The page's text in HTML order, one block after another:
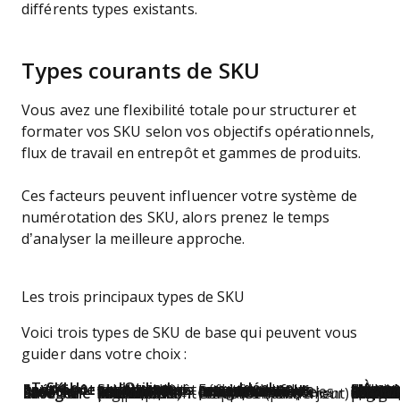
différents types existants.
Types courants de SKU
Vous avez une flexibilité totale pour structurer et
formater vos SKU selon vos objectifs opérationnels,
flux de travail en entrepôt et gammes de produits.
Ces facteurs peuvent influencer votre système de
numérotation des SKU, alors prenez le temps
d’analyser la meilleure approche.
Les trois principaux types de SKU
Voici trois types de SKU de base qui peuvent vous
guider dans votre choix :
Type de SKU Quand l'utiliser Idéal pour À
Spécifique à l'entrepôtSi les produits sont stockés en fonction de leur emplacement physique dans votre entrepôtExécution des commandes plus rapide durant les périodes de forte activité Nécessite des mises à jour si la disposition de l'entrepôt change ;
Basé sur l'article Si chaque variation du produit (taille, couleur) nécessite un suivi unique Difficile de suivre les produits individuellement ; assurez-vous que l'exécution des commandes corresponde aux catégories de produits. Peut conduire à une "surcharge de SKUs" ; associez chaque SKU à un emplacement spécifique pour un
Basé sur la catégorie Si vous souhaitez simplifier le regroupement des produits (ex. : tous les accessoires pour chiens) Gérer les mises à jour en masse (prix, réapprovisionnement)Suivi individuel des produits plus complexe ; assurez que l'exécution des commandes est alignée